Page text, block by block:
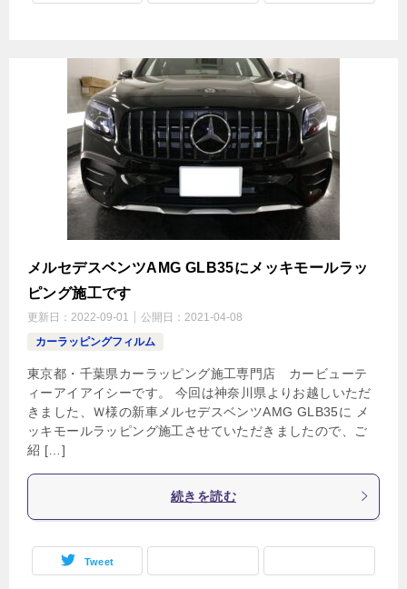
メルセデスベンツAMG GLB35にメッキモールラッ
ピング施工です
更新日： 2022-09-01 公開日： 2021-04-08
カーラッピングフィルム
東京都・千葉県カーラッピング施工専門店 カービューテ
ィーアイアイシーです。 今回は神奈川県よりお越しいただ
きました、Ｗ様の新車メルセデスベンツAMG GLB35に メ
ッキモールラッピング施工させていただきましたので、ご
紹 […]
続きを読む
Tweet